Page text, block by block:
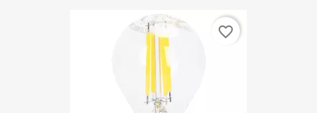
favorite_border